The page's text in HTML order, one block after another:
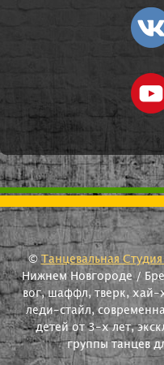
© Танцевальная Студия
Нижнем Новгороде /
вог, шаффл, тверк, хай-
леди-стайл,
детей от 3-х лет,
группы танцев